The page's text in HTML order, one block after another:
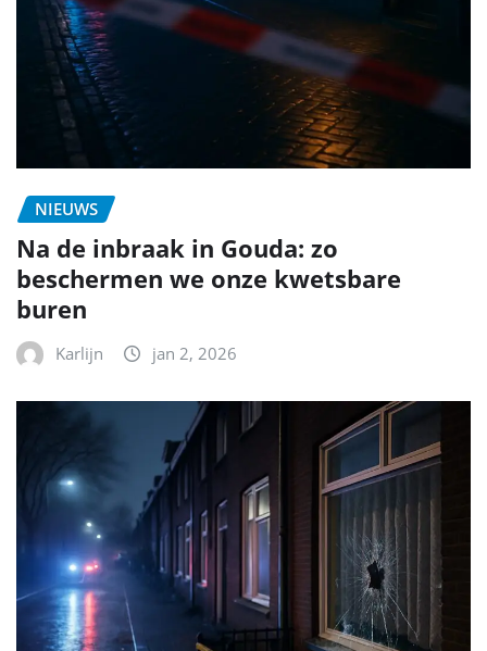
NIEUWS
Na de inbraak in Gouda: zo
beschermen we onze kwetsbare
buren
Karlijn jan 2, 2026